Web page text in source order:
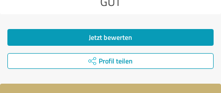
Jetzt bewerten
Profil teilen